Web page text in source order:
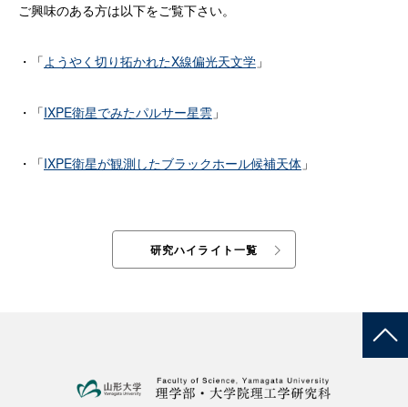
ご興味のある方は以下をご覧下さい。
・「ようやく切り拓かれたX線偏光天文学 」
・「IXPE衛星でみたパルサー星雲 」
・「IXPE衛星が観測したブラックホール候補天体 」
研究ハイライト一覧